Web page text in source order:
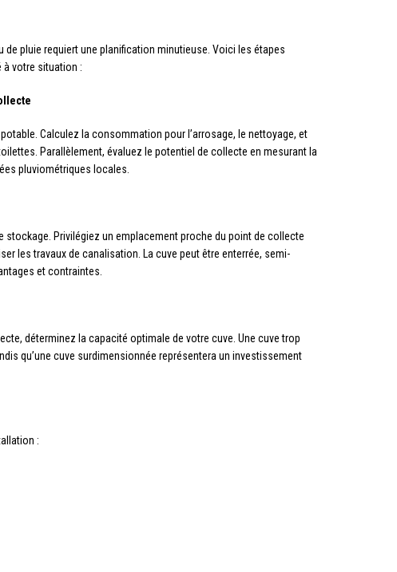
de pluie requiert une planification minutieuse. Voici les étapes
à votre situation :
Calculez la consommation pour l’arrosage, le nettoyage, et
Parallèlement, évaluez le potentiel de collecte en mesurant la
pluviométriques locales.
stockage. Privilégiez un emplacement proche du point de collecte
les travaux de canalisation. La cuve peut être enterrée, semi-
et contraintes.
déterminez la capacité optimale de votre cuve. Une cuve trop
qu’une cuve surdimensionnée représentera un investissement
: